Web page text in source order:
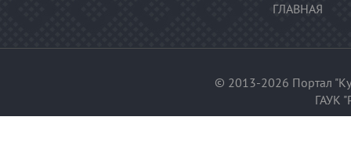
ГЛАВНАЯ
© 2013-2026 Портал
ГАУК